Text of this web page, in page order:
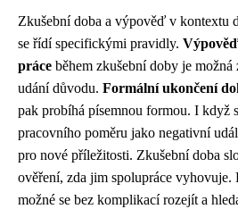
Zkušební doba a výpověď v kontextu
se řídí specifickými pravidly.
práce během zkušební doby je možná
udání důvodu. Formální ukončení
pak probíhá písemnou formou. I když
pracovního poměru jako negativní
pro nové příležitosti. Zkušební doba
ověření, zda jim spolupráce vyhovuje.
možné se bez komplikací rozejít a